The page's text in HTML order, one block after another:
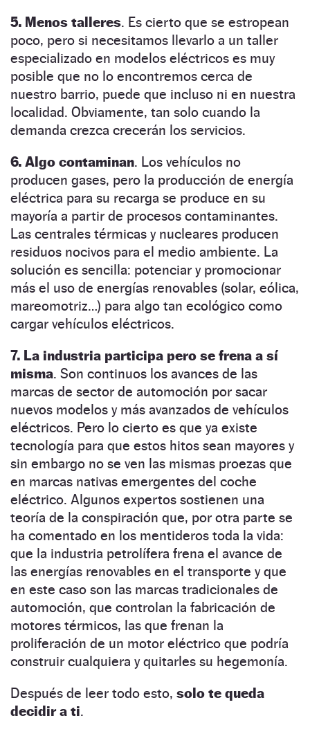
5. Menos talleres. Es cierto que se estropean
poco, pero si necesitamos llevarlo a un taller
especializado en modelos eléctricos es muy
posible que no lo encontremos cerca de
nuestro barrio, puede que incluso ni en nuestra
localidad. Obviamente, tan solo cuando la
demanda crezca crecerán los servicios.
6. Algo contaminan. Los vehículos no
producen gases, pero la producción de energía
eléctrica para su recarga se produce en su
mayoría a partir de procesos contaminantes.
Las centrales térmicas y nucleares producen
residuos nocivos para el medio ambiente. La
solución es sencilla: potenciar y promocionar
más el uso de energías renovables (solar, eólica,
mareomotriz…) para algo tan ecológico como
cargar vehículos eléctricos.
7. La industria participa pero se frena a sí
misma. Son continuos los avances de las
marcas de sector de automoción por sacar
nuevos modelos y más avanzados de vehículos
eléctricos. Pero lo cierto es que ya existe
tecnología para que estos hitos sean mayores y
sin embargo no se ven las mismas proezas que
en marcas nativas emergentes del coche
eléctrico. Algunos expertos sostienen una
teoría de la conspiración que, por otra parte se
ha comentado en los mentideros toda la vida:
que la industria petrolífera frena el avance de
las energías renovables en el transporte y que
en este caso son las marcas tradicionales de
automoción, que controlan la fabricación de
motores térmicos, las que frenan la
proliferación de un motor eléctrico que podría
construir cualquiera y quitarles su hegemonía.
Después de leer todo esto, solo te queda
decidir a ti.